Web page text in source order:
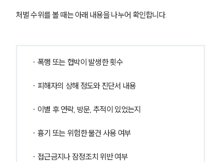
처벌 수위를 볼 때는 아래 내용을 나누어 확인합니다.
· 폭행 또는 협박이 발생한 횟수
· 피해자의 상해 정도와 진단서 내용
· 이별 후 연락, 방문, 추적이 있었는지
· 흉기 또는 위험한 물건 사용 여부
· 접근금지나 잠정조치 위반 여부